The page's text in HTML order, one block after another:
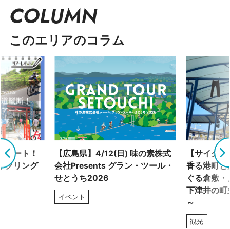
COLUMN
このエリアのコラム
ルート！
クリング
【広島県】4/12(日) 味の素株式
会社Presents グラン・ツール・
せとうち2026
イベント
【サイク
香る港町と
ぐる倉敷
下津井の町
～
観光